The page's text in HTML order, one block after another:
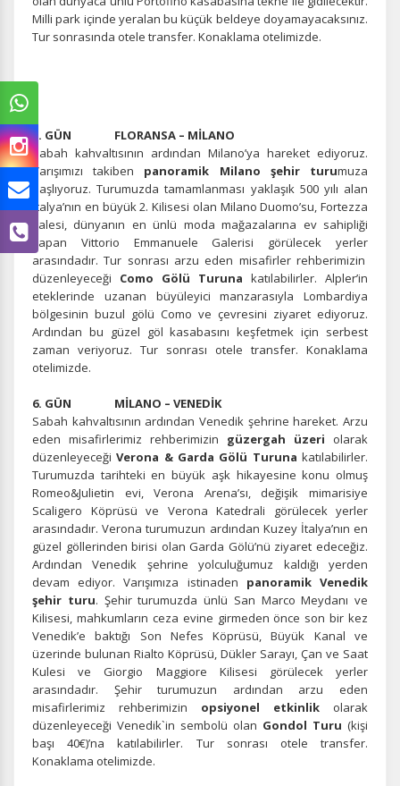
ÇEREZ KULLANIM AYARLARINIZ
Çerez tercihlerinizibelirleyin.
Daha fazla bilgi içinKVKK bilgilendirmemizi,çerez kullanımve
gizlilik koşullarınıinceleyebilirsiniz.
Zorunlu Çerezler HER ZAMAN AKTIF
Oturum yönetimi, güvenlik ve temel site işlevleri için
gereklidir. Bu çerezler olmadan site düzgün çalışmaz ve
devre dışı bırakılamaz.
Milli park içinde yeralan bu küçük beldeye doyamayacaksınız.
Tur sonrasında otele transfer. Konaklama otelimizde.
5. GÜN FLORANSA – MİLANO
Sabah kahvaltısının ardından Milano’ya hareket ediyoruz.
Varışımızı takiben panoramik Milano şehir turumuza
başlıyoruz. Turumuzda tamamlanması yaklaşık 500 yılı alan
İtalya’nın en büyük 2. Kilisesi olan Milano Duomo’su, Fortezza
kalesi, dünyanın en ünlü moda mağazalarına ev sahipliği
yapan Vittorio Emmanuele Galerisi görülecek yerler
arasındadır. Tur sonrası arzu eden misafirler rehberimizin
düzenleyeceği Como Gölü Turuna katılabilirler. Alpler’in
eteklerinde uzanan büyüleyici manzarasıyla Lombardiya
bölgesinin buzul gölü Como ve çevresini ziyaret ediyoruz.
Ardından bu güzel göl kasabasını keşfetmek için serbest
zaman veriyoruz. Tur sonrası otele transfer. Konaklama
otelimizde.
6. GÜN MİLANO – VENEDİK
Sabah kahvaltısının ardından Venedik şehrine hareket. Arzu
eden misafirlerimiz rehberimizin güzergah üzeri olarak
düzenleyeceğiVerona & Garda Gölü Turuna katılabilirler.
Turumuzda tarihteki en büyük aşk hikayesine konu olmuş
Romeo&Julietin evi, Verona Arena’sı, değişik mimarisiye
Scaligero Köprüsü ve Verona Katedrali görülecek yerler
arasındadır. Verona turumuzun ardından Kuzey İtalya’nın en
güzel göllerinden birisi olan Garda Gölü’nü ziyaret edeceğiz.
Ardından Venedik şehrine yolculuğumuz kaldığı yerden
devam ediyor. Varışımıza istinaden panoramik Venedik
şehir turu. Şehir turumuzda ünlü San Marco Meydanı ve
Kilisesi, mahkumların ceza evine girmeden önce son bir kez
Venedik’e baktığı Son Nefes Köprüsü, Büyük Kanal ve
üzerinde bulunan Rialto Köprüsü, Dükler Sarayı, Çan ve Saat
Kulesi ve Giorgio Maggiore Kilisesi görülecek yerler
arasındadır. Şehir turumuzun ardından arzu eden
misafirlerimiz rehberimizin opsiyonel etkinlik olarak
düzenleyeceği Venedik`in sembolü olan Gondol Turu (kişi
başı 40€)’na katılabilirler. Tur sonrası otele transfer.
Konaklama otelimizde.